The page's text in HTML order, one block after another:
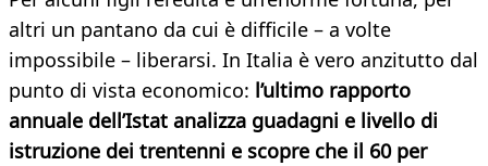
altri un pantano da cui è difficile – a volte
impossibile – liberarsi. In Italia è vero anzitutto dal
punto di vista economico: l’ultimo rapporto
annuale dell’Istat analizza guadagni e livello di
istruzione dei trentenni e scopre che il 60 per